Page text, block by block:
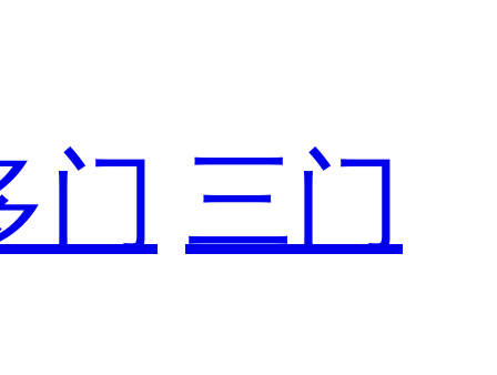
门 三门